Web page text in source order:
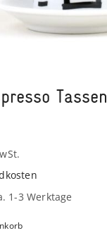
Tassen
1-3 Werktage